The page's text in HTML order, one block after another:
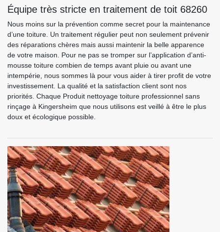
Équipe très stricte en traitement de toit 68260
Nous moins sur la prévention comme secret pour la maintenance
d’une toiture. Un traitement régulier peut non seulement prévenir
des réparations chères mais aussi maintenir la belle apparence
de votre maison. Pour ne pas se tromper sur l’application d’anti-
mousse toiture combien de temps avant pluie ou avant une
intempérie, nous sommes là pour vous aider à tirer profit de votre
investissement. La qualité et la satisfaction client sont nos
priorités. Chaque Produit nettoyage toiture professionnel sans
rinçage à Kingersheim que nous utilisons est veillé à être le plus
doux et écologique possible.